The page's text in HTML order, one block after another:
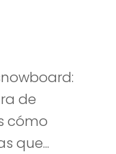
de
cómo
que...